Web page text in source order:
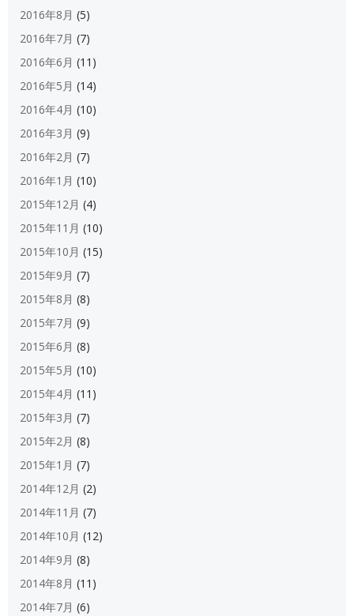
2016年8月 (5)
2016年7月 (7)
2016年6月 (11)
2016年5月 (14)
2016年4月 (10)
2016年3月 (9)
2016年2月 (7)
2016年1月 (10)
2015年12月 (4)
2015年11月 (10)
2015年10月 (15)
2015年9月 (7)
2015年8月 (8)
2015年7月 (9)
2015年6月 (8)
2015年5月 (10)
2015年4月 (11)
2015年3月 (7)
2015年2月 (8)
2015年1月 (7)
2014年12月 (2)
2014年11月 (7)
2014年10月 (12)
2014年9月 (8)
2014年8月 (11)
2014年7月 (6)